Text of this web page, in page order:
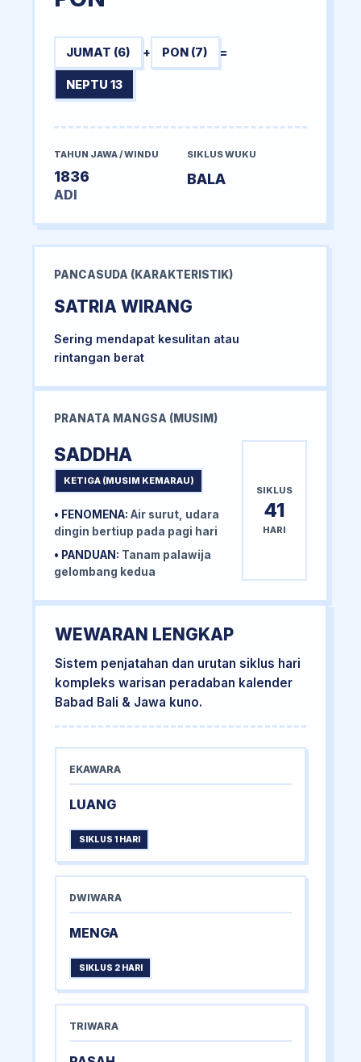
JUMAT (6) + PON (7) =
NEPTU 13
TAHUN JAWA / WINDU
1836
ADI
SIKLUS WUKU
BALA
PANCASUDA (KARAKTERISTIK)
SATRIA WIRANG
Sering mendapat kesulitan atau
rintangan berat
PRANATA MANGSA (MUSIM)
SADDHA
KETIGA (MUSIM KEMARAU)
• FENOMENA: Air surut, udara
dingin bertiup pada pagi hari
• PANDUAN: Tanam palawija
gelombang kedua
SIKLUS
41
HARI
WEWARAN LENGKAP
Sistem penjatahan dan urutan siklus hari
kompleks warisan peradaban kalender
Babad Bali & Jawa kuno.
EKAWARA
LUANG
SIKLUS 1 HARI
DWIWARA
MENGA
SIKLUS 2 HARI
TRIWARA